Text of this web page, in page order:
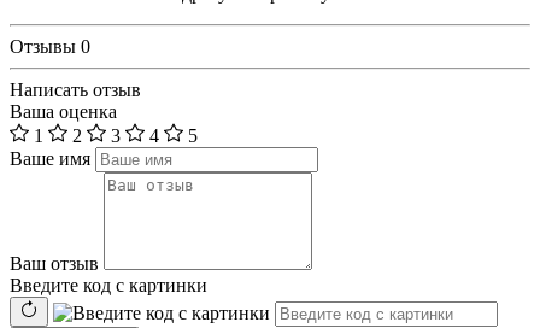
Отзывы 0
Написать отзыв
Ваша оценка
1
2 3 4
5
Ваше имя
Ваш отзыв
Введите код с картинки